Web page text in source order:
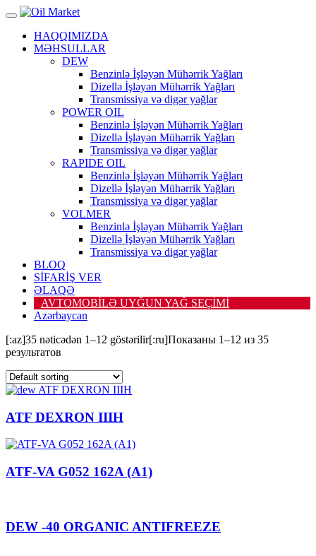
HAQQIMIZDA
MƏHSULLAR
DEW
Benzinlə İşləyən Mühərrik Yağları
Dizellə İşləyən Mühərrik Yağları
Transmissiya və digər yağlar
POWER OIL
Benzinlə İşləyən Mühərrik Yağları
Dizellə İşləyən Mühərrik Yağları
Transmissiya və digər yağlar
RAPIDE OIL
Benzinlə İşləyən Mühərrik Yağları
Dizellə İşləyən Mühərrik Yağları
Transmissiya və digər yağlar
VOLMER
Benzinlə İşləyən Mühərrik Yağları
Dizellə İşləyən Mühərrik Yağları
Transmissiya və digər yağlar
BLOQ
SİFARİŞ VER
ƏLAQƏ
AVTOMOBİLƏ UYĞUN YAĞ SEÇİMİ
Azərbaycan
[:az]35 nəticədən 1–12 göstərilir[:ru]Показаны 1–12 из 35
результатов
ATF DEXRON IIIH
ATF-VA G052 162A (A1)
DEW -40 ORGANIC ANTIFREEZE